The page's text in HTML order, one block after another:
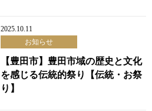
2025.10.11
お知らせ
【豊田市】豊田市域の歴史と文化
を感じる伝統的祭り【伝統・お祭
り】